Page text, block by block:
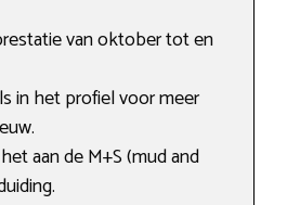
van oktober tot en
in het profiel voor meer
aan de M+S (mud and